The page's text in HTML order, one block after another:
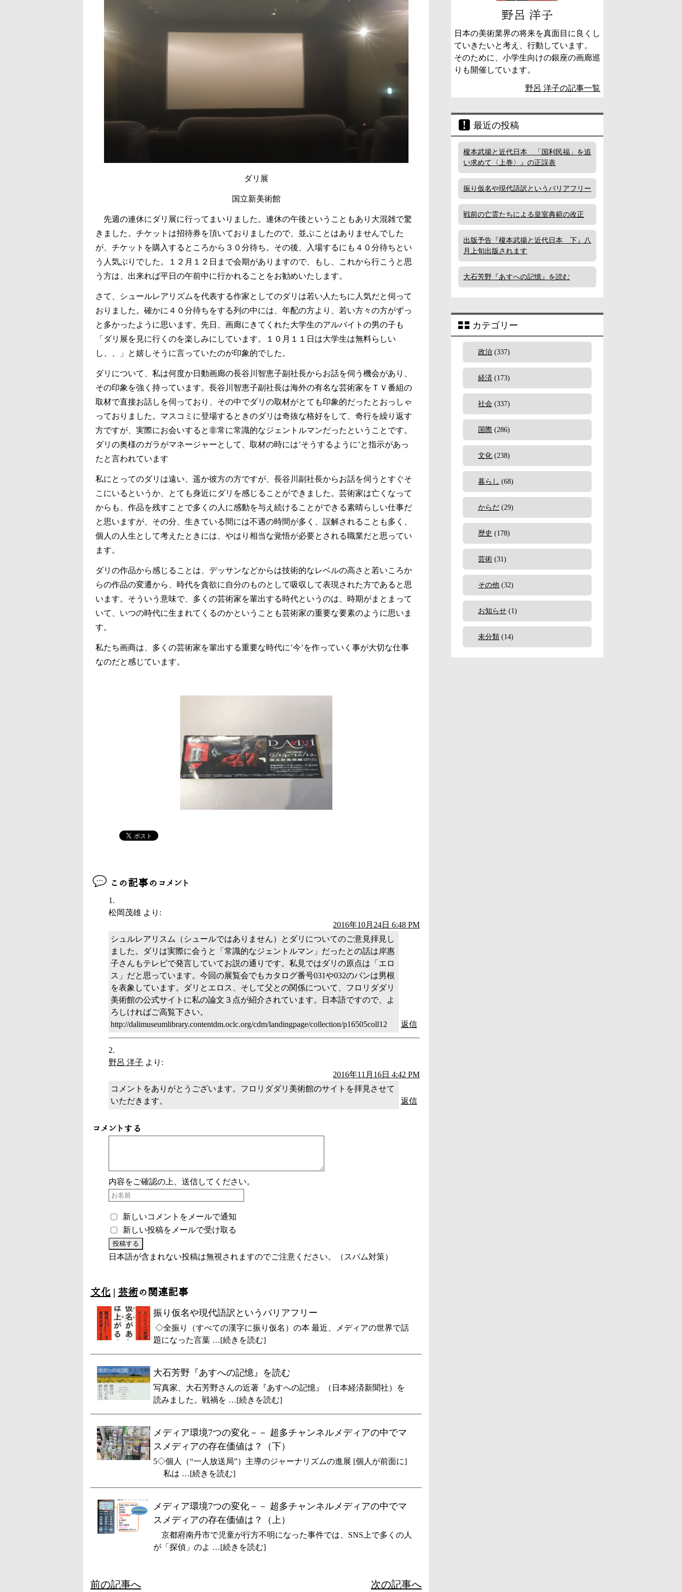
ダリ展
国立新美術館
先週の連休にダリ展に行ってまいりました。連休の午後ということもあり大混雑で驚
きました。チケットは招待券を頂いておりましたので、並ぶことはありませんでした
が、チケットを購入するところから３０分待ち。その後、入場するにも４０分待ちとい
う人気ぶりでした。１２月１２日まで会期がありますので、もし、これから行こうと思
う方は、出来れば平日の午前中に行かれることをお勧めいたします。
さて、シュールレアリズムを代表する作家としてのダリは若い人たちに人気だと伺って
おりました。確かに４０分待ちをする列の中には、年配の方より、若い方々の方がずっ
と多かったように思います。先日、画廊にきてくれた大学生のアルバイトの男の子も
「ダリ展を見に行くのを楽しみにしています。１０月１１日は大学生は無料らしい
し、、」と嬉しそうに言っていたのが印象的でした。
ダリについて、私は何度か日動画廊の長谷川智恵子副社長からお話を伺う機会があり、
その印象を強く持っています。長谷川智恵子副社長は海外の有名な芸術家をＴＶ番組の
取材で直接お話しを伺っており、その中でダリの取材がとても印象的だったとおっしゃ
っておりました。マスコミに登場するときのダリは奇抜な格好をして、奇行を繰り返す
方ですが、実際にお会いすると非常に常識的なジェントルマンだったということです。
ダリの奥様のガラがマネージャーとして、取材の時には’そうするように’と指示があっ
たと言われています
私にとってのダリは遠い、遥か彼方の方ですが、長谷川副社長からお話を伺うとすぐそ
こにいるというか、とても身近にダリを感じることができました。芸術家は亡くなって
からも、作品を残すことで多くの人に感動を与え続けることができる素晴らしい仕事だ
と思いますが、その分、生きている間には不遇の時間が多く、誤解されることも多く、
個人の人生として考えたときには、やはり相当な覚悟が必要とされる職業だと思ってい
ます。
ダリの作品から感じることは、デッサンなどからは技術的なレベルの高さと若いころか
らの作品の変遷から、時代を貪欲に自分のものとして吸収して表現された方であると思
います。そういう意味で、多くの芸術家を輩出する時代というのは、時期がまとまって
いて、いつの時代に生まれてくるのかということも芸術家の重要な要素のように思いま
す。
私たち画商は、多くの芸術家を輩出する重要な時代に’今’を作っていく事が大切な仕事
なのだと感じています。
この記事のコメント
松岡茂雄 より:
2016年10月24日 6:48 PM
シュルレアリスム（シュールではありません）とダリについてのご意見拝見し
ました。ダリは実際に会うと「常識的なジェントルマン」だったとの話は岸惠
子さんもテレビで発言していてお説の通りです。私見ではダリの原点は「エロ
ス」だと思っています。今回の展覧会でもカタログ番号031や032のパンは男根
を表象しています。ダリとエロス、そして父との関係について、フロリダダリ
美術館の公式サイトに私の論文３点が紹介されています。日本語ですので、よ
ろしければご高覧下さい。
http://dalimuseumlibrary.contentdm.oclc.org/cdm/landingpage/collection/p16505coll12
返信
野呂 洋子 より:
2016年11月16日 4:42 PM
コメントをありがとうございます。フロリダダリ美術館のサイトを拝見させて
いただきます。
返信
コメントする
内容をご確認の上、送信してください。
新しいコメントをメールで通知
新しい投稿をメールで受け取る
日本語が含まれない投稿は無視されますのでご注意ください。（スパム対策）
文化 | 芸術の関連記事
振り仮名や現代語訳というバリアフリー
◇全振り（すべての漢字に振り仮名）の本 最近、メディアの世界で話
題になった言葉 …[続きを読む]
大石芳野『あすへの記憶』を読む
写真家、大石芳野さんの近著『あすへの記憶』（日本経済新聞社）を
読みました。戦禍を …[続きを読む]
メディア環境7つの変化－－ 超多チャンネルメディアの中でマ
スメディアの存在価値は？（下）
5◇個人（“一人放送局”）主導のジャーナリズムの進展 [個人が前面に]
私は …[続きを読む]
メディア環境7つの変化－－ 超多チャンネルメディアの中でマ
スメディアの存在価値は？（上）
京都府南丹市で児童が行方不明になった事件では、SNS上で多くの人
が「探偵」のよ …[続きを読む]
前の記事へ 次の記事へ
野呂 洋子
日本の美術業界の将来を真面目に良くし
ていきたいと考え、行動しています。
そのために、小学生向けの銀座の画廊巡
りも開催しています。
野呂 洋子の記事一覧
最近の投稿
榎本武揚と近代日本 「国利民福」を追
い求めて〈上巻〉』の正誤表
振り仮名や現代語訳というバリアフリー
戦前の亡霊たちによる皇室典範の改正
出版予告『榎本武揚と近代日本 下』八
月上旬出版されます
大石芳野『あすへの記憶』を読む
カテゴリー
政治 (337)
経済 (173)
社会 (337)
国際 (286)
文化 (238)
暮らし (68)
からだ (29)
歴史 (178)
芸術 (31)
その他 (32)
お知らせ (1)
未分類 (14)